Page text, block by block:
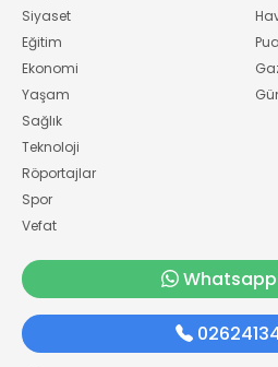
Siyaset
Eğitim
Ekonomi
Yaşam
Sağlık
Teknoloji
Röportajlar
Spor
Vefat